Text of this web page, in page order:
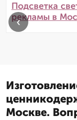
Подсветка
рекламы в
‹
Москве.